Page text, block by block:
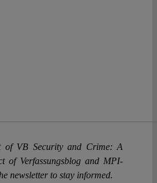
of VB Security and Crime: A
of Verfassungsblog and MPI-
newsletter to stay informed.